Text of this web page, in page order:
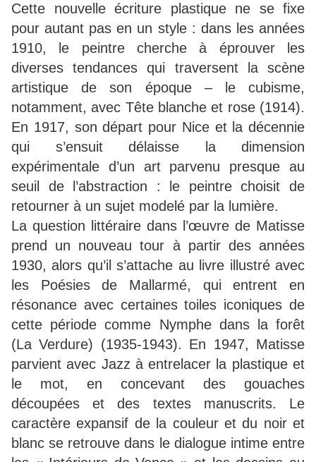
Cette nouvelle écriture plastique ne se fixe
pour autant pas en un style : dans les années
1910, le peintre cherche à éprouver les
diverses tendances qui traversent la scène
artistique de son époque – le cubisme,
notamment, avec Tête blanche et rose (1914).
En 1917, son départ pour Nice et la décennie
qui s’ensuit délaisse la dimension
expérimentale d’un art parvenu presque au
seuil de l’abstraction : le peintre choisit de
retourner à un sujet modelé par la lumière.
La question littéraire dans l’œuvre de Matisse
prend un nouveau tour à partir des années
1930, alors qu’il s’attache au livre illustré avec
les Poésies de Mallarmé, qui entrent en
résonance avec certaines toiles iconiques de
cette période comme Nymphe dans la forêt
(La Verdure) (1935-1943). En 1947, Matisse
parvient avec Jazz à entrelacer la plastique et
le mot, en concevant des gouaches
découpées et des textes manuscrits. Le
caractère expansif de la couleur et du noir et
blanc se retrouve dans le dialogue intime entre